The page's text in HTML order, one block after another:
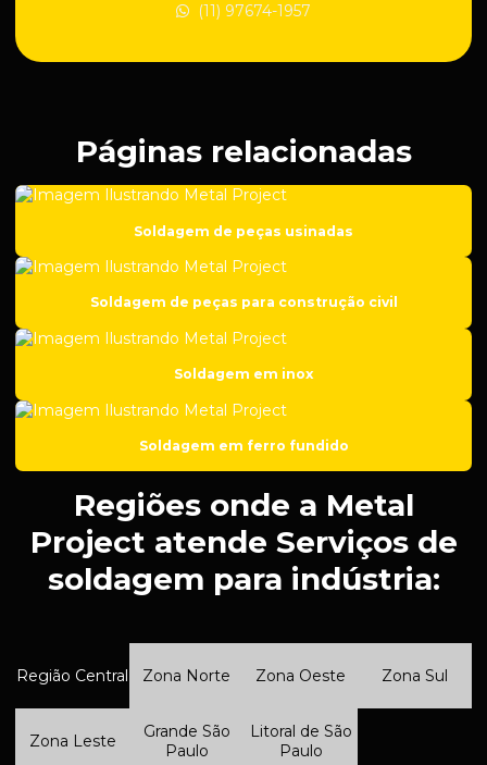
Empresa de manutenção industrial
Empresa de solda em aço carbono
Empresa de solda em ferro fundido
Empresa de usinagem cnc
Empresa de usinagem de metal
Fabricação de componentes para setor de petróleo
Fabricação de engrenagens
Fabricação de kit de suspensão
Fabricação de peças para equipamentos industriais
Fabricação de peças industriais em são paulo
(11) 97674-1957
Páginas relacionadas
Soldagem de peças usinadas
Soldagem de peças para construção civil
Soldagem em inox
Soldagem em ferro fundido
Regiões onde a Metal
Project atende Serviços de
soldagem para indústria:
Região Central Zona Norte Zona Oeste Zona Sul
Zona Leste
Grande São
Paulo
Litoral de São
Paulo